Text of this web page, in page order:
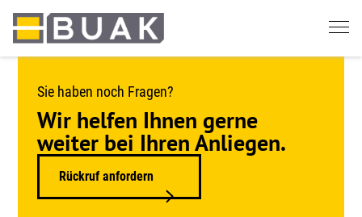
Springe
zum
Sie haben noch Fragen?
Wir helfen Ihnen gerne
weiter bei Ihren Anliegen.
Rückruf anfordern